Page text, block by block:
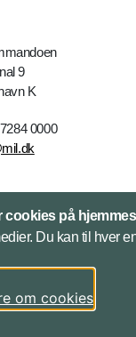
9
K
0000
cookies på
Du kan til hver
om cookies